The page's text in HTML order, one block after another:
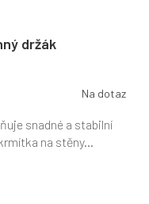
držák
Na dotaz
snadné a stabilní
na stěny...